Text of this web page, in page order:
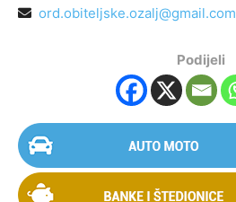
ord.obiteljske.ozalj@gmail.com
Podijeli